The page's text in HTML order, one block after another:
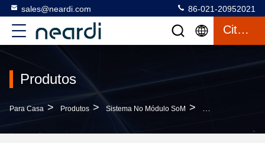
sales@neardi.com 86-021-20952021
Citações
Produtos
Para Casa > Produtos > Sistema No Módulo SoM > Sistema De